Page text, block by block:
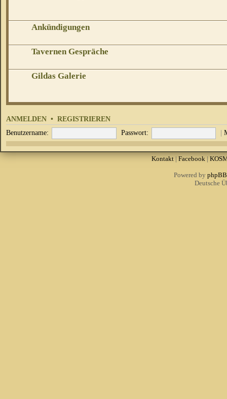
Ankündigungen
Tavernen Gespräche
Gildas Galerie
ANMELDEN • REGISTRIEREN
Benutzername: Passwort: |
Kontakt| Facebook|
Powered by phpBB
Deutsche